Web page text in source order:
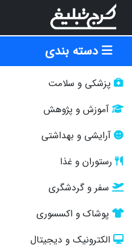
دسته بندی
پزشکی و سلامت
آموزش و پژوهش
آرایشی و بهداشتی
رستوران و غذا
سفر و گردشگری
پوشاک و اکسسوری
الکترونیک و دیجیتال